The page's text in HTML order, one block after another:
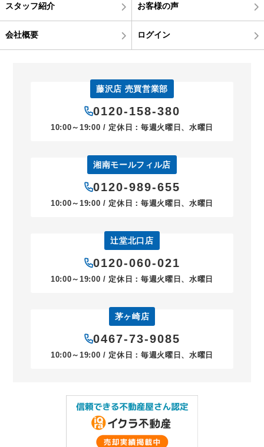
スタッフ紹介 お客様の声
会社概要 ログイン
藤沢店 売買営業部
0120-158-380
10:00～19:00 / 定休日：毎週火曜日、水曜日
湘南モールフィル店
0120-989-655
10:00～19:00 / 定休日：毎週火曜日、水曜日
辻堂北口店
0120-060-021
10:00～19:00 / 定休日：毎週火曜日、水曜日
茅ヶ崎店
0467-73-9085
10:00～19:00 / 定休日：毎週火曜日、水曜日